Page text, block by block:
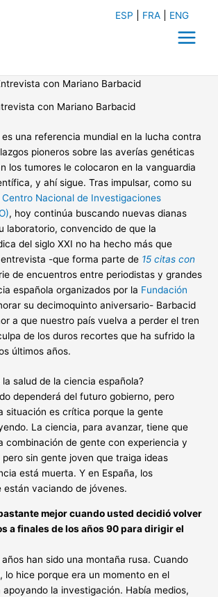
ESP FRA ENG
Main
Menu
con Mariano Barbacid
una referencia mundial en la lucha contra
pioneros sobre las averías genéticas
los tumores le colocaron en la vanguardia
y ahí sigue. Tras impulsar, como su
Centro Nacional de Investigaciones
, hoy continúa buscando nuevas dianas
laboratorio, convencido de que la
del siglo XXI no ha hecho más que
-que forma parte de 15 citas con
de encuentros entre periodistas y grandes
española organizados por la Fundación
su decimoquinto aniversario- Barbacid
a que nuestro país vuelva a perder el tren
de los duros recortes que ha sufrido la
últimos años.
salud de la ciencia española?
dependerá del futuro gobierno, pero
situación es crítica porque la gente
La ciencia, para avanzar, tiene que
combinación de gente con experiencia y
sin gente joven que traiga ideas
está muerta. Y en España, los
están vaciando de jóvenes.
mejor cuando usted decidió volver
a finales de los años 90 para dirigir el
han sido una montaña rusa. Cuando
lo hice porque era un momento en el
la investigación. Había medios,